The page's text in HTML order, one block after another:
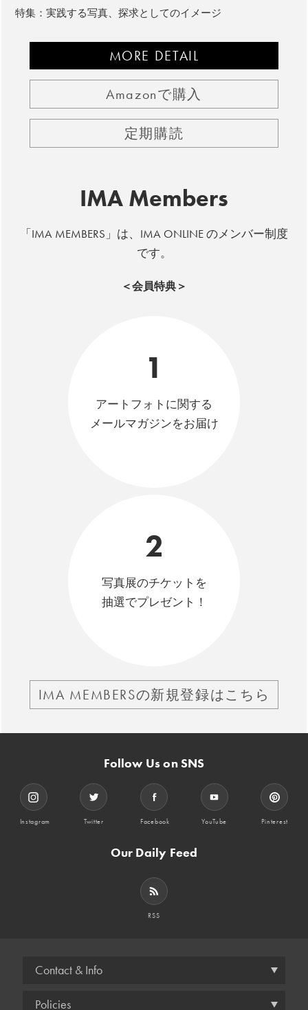
特集：実践する写真、探求としてのイメージ
MORE DETAIL
Amazonで購入
定期購読
IMA Members
「IMA MEMBERS」は、IMA ONLINE のメンバー制度
です。
＜会員特典＞
1
アートフォトに関する
メールマガジンをお届け
2
写真展のチケットを
抽選でプレゼント！
IMA MEMBERSの新規登録はこちら
Follow Us on SNS
Instagram Twitter Facebook YouTube Pinterest
Our Daily Feed
RSS
Contact & Info
Policies